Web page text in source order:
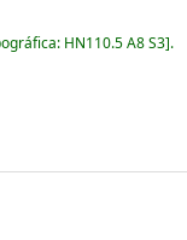
HN110.5 A8 S3 .